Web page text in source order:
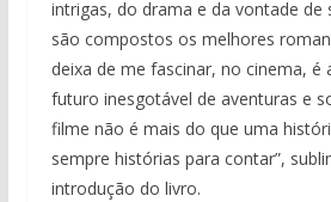
intrigas, do drama e da vontade de
são compostos os melhores
deixa de me fascinar, no cinema, é
futuro inesgotável de aventuras e
filme não é mais do que uma
sempre histórias para contar”,
introdução do livro.